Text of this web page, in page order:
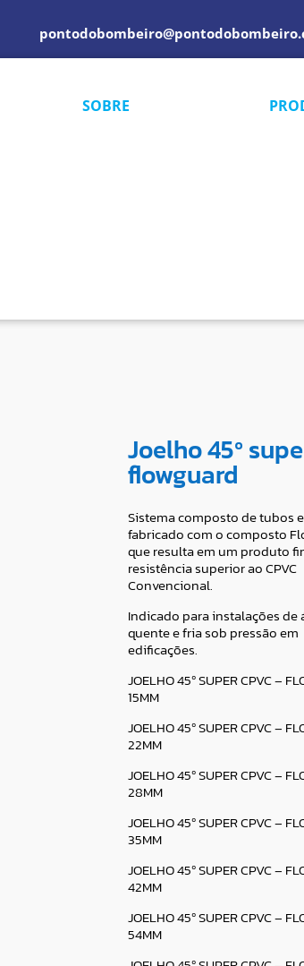
SOBRE
Joelho 45º
flowguard
Sistema composto de tubos
fabricado com o composto
que resulta em um produto
resistência superior ao CPVC
Convencional.
Indicado para instalações de
quente e fria sob pressão em
edificações.
JOELHO 45º SUPER CPVC –
15MM
JOELHO 45º SUPER CPVC –
22MM
JOELHO 45º SUPER CPVC –
28MM
JOELHO 45º SUPER CPVC –
35MM
JOELHO 45º SUPER CPVC –
42MM
JOELHO 45º SUPER CPVC –
54MM